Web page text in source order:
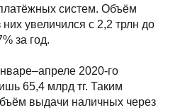
систем. Объём
увеличился с 2,2 трлн до
за год.
2020-го
65,4 млрд тг. Таким
выдачи наличных через